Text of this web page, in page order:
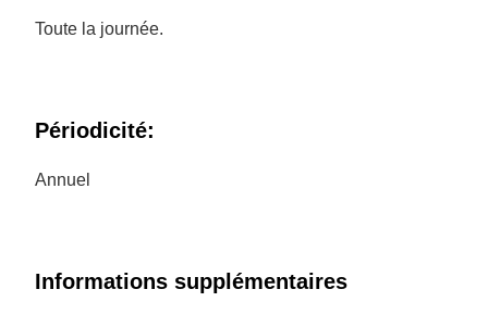
Toute la journée.
Périodicité:
Annuel
Informations supplémentaires